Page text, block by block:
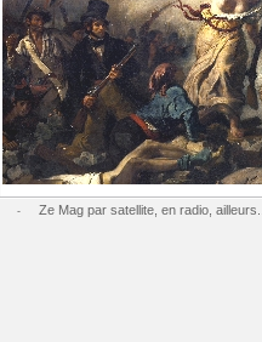
- Ze Mag par satellite, en radio, ailleurs...